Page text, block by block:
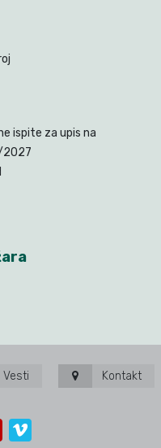
ispite za upis na
2027
Vesti Kontakt